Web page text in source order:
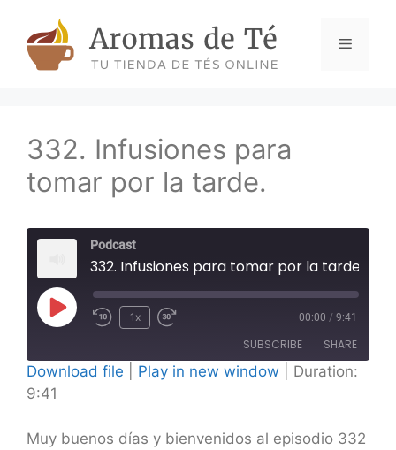
content
Menu
332. Infusiones para
tomar por la tarde.
Podcast
332. Infusiones para tomar por la tarde.
Play
1x 00:00 / 9:41
SUBSCRIBE SHARE
SHARE
LINK
Download file Play in new window
Duration:
9:41
Muy buenos días y bienvenidos al episodio 332